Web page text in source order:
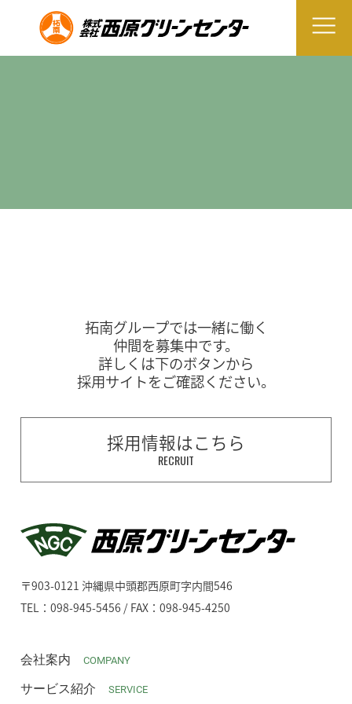
拓南グループでは一緒に働く
仲間を募集中です。
詳しくは下のボタンから
採用サイトをご確認ください。
採用情報はこちら
RECRUIT
〒903-0121 沖縄県中頭郡西原町字内間546
TEL：098-945-5456 / FAX：098-945-4250
会社案内 COMPANY
サービス紹介 SERVICE